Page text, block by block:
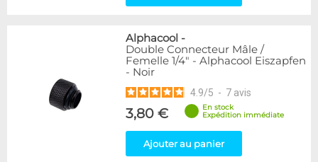
Alphacool -
Double Connecteur Mâle /
Femelle 1/4" - Alphacool Eiszapfen
- Noir
4.9/5 - 7 avis
3,80 €
En stock
Expédition immédiate
Ajouter au panier